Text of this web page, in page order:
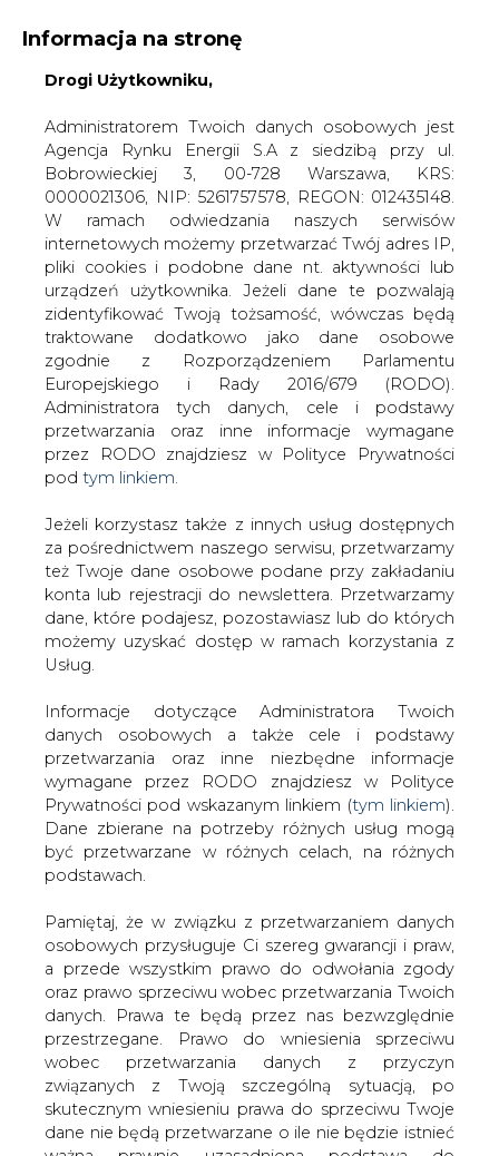
KONTAKT:
WYDAWCA PORTALU:
WYSOKI KONTRAST A A
ZALOGUJ SIĘ
WŁĄCZ CIRE.TV
Informacja na stronę
Drogi Użytkowniku,
Administratorem Twoich danych osobowych jest
Agencja Rynku Energii S.A z siedzibą przy ul.
Bobrowieckiej 3, 00-728 Warszawa, KRS:
0000021306, NIP: 5261757578, REGON: 012435148.
W ramach odwiedzania naszych serwisów
internetowych możemy przetwarzać Twój adres IP,
pliki cookies i podobne dane nt. aktywności lub
urządzeń użytkownika. Jeżeli dane te pozwalają
zidentyfikować Twoją tożsamość, wówczas będą
traktowane dodatkowo jako dane osobowe
zgodnie z Rozporządzeniem Parlamentu
Europejskiego i Rady 2016/679 (RODO).
Administratora tych danych, cele i podstawy
przetwarzania oraz inne informacje wymagane
przez RODO znajdziesz w Polityce Prywatności
pod tym linkiem.
Jeżeli korzystasz także z innych usług dostępnych
za pośrednictwem naszego serwisu, przetwarzamy
też Twoje dane osobowe podane przy zakładaniu
konta lub rejestracji do newslettera. Przetwarzamy
dane, które podajesz, pozostawiasz lub do których
możemy uzyskać dostęp w ramach korzystania z
Usług.
Informacje dotyczące Administratora Twoich
danych osobowych a także cele i podstawy
przetwarzania oraz inne niezbędne informacje
wymagane przez RODO znajdziesz w Polityce
Prywatności pod wskazanym linkiem (tym linkiem).
Dane zbierane na potrzeby różnych usług mogą
być przetwarzane w różnych celach, na różnych
podstawach.
Pamiętaj, że w związku z przetwarzaniem danych
osobowych przysługuje Ci szereg gwarancji i praw,
a przede wszystkim prawo do odwołania zgody
oraz prawo sprzeciwu wobec przetwarzania Twoich
danych. Prawa te będą przez nas bezwzględnie
przestrzegane. Prawo do wniesienia sprzeciwu
wobec przetwarzania danych z przyczyn
związanych z Twoją szczególną sytuacją, po
skutecznym wniesieniu prawa do sprzeciwu Twoje
dane nie będą przetwarzane o ile nie będzie istnieć
Strona główna RYNEK GAZU /
PSG: w kontekście
transformacji energetycznej potrzebne są środki
zewnętrzne na rozbudowę i modernizację sieci
2021-04-30 00:00
drukuj
skomentuj
udostępnij:
PSG: w kontekście transformacji
energetycznej potrzebne są środki
zewnętrzne na rozbudowę i
modernizację sieci gazowej